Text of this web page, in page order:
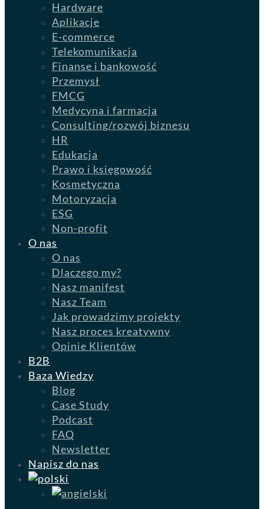
Hardware
Aplikacje
E-commerce
Telekomunikacja
Finanse i bankowość
Przemysł
FMCG
Medycyna i farmacja
Consulting/rozwój biznesu
HR
Edukacja
Prawo i księgowość
Kosmetyczna
Motoryzacja
ESG
Non-profit
O nas
O nas
Dlaczego my?
Nasz manifest
Nasz Team
Jak prowadzimy projekty
Nasz proces kreatywny
Opinie Klientów
B2B
Baza Wiedzy
Blog
Case Study
Podcast
FAQ
Newsletter
Napisz do nas